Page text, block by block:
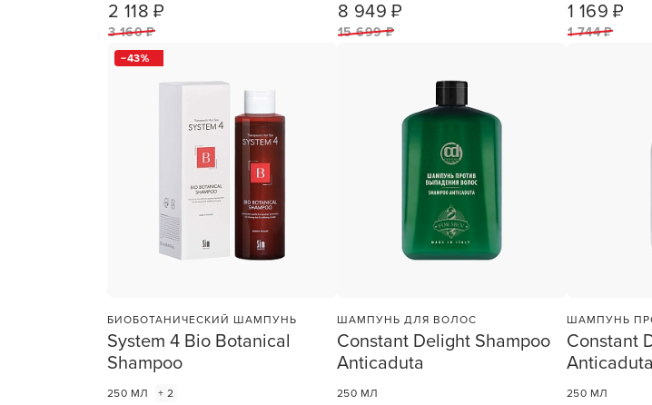
2 118 ₽
3 160 ₽
8 949 ₽
15 699 ₽
1 169 ₽
1 744 ₽
43
БИОБОТАНИЧЕСКИЙ ШАМПУНЬ
System 4 Bio Botanical
Shampoo
250 МЛ + 2
ШАМПУНЬ ДЛЯ ВОЛОС
Constant Delight Shampoo
Anticaduta
250 МЛ
ШАМПУНЬ
Constant
Anticaduta
250 МЛ
У нас
для
В новом
смотреть
удобнее и
УСТАНОВЛЮ